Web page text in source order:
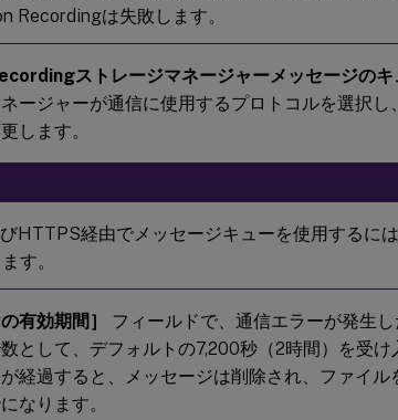
Recordingは失敗します。
ストレージマネージャーメッセージのキ
ージャーが通信に使用するプロトコルを選択
します。
HTTPS経由でメッセージキューを使用するに
す。
有効期間］
フィールドで、通信エラーが発生
として、デフォルトの7,200秒（2時間）を受
経過すると、メッセージは削除され、ファイ
なります。